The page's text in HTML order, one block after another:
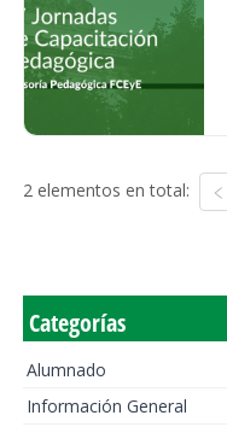
2 elementos en total:
Categorías
Alumnado
Información General